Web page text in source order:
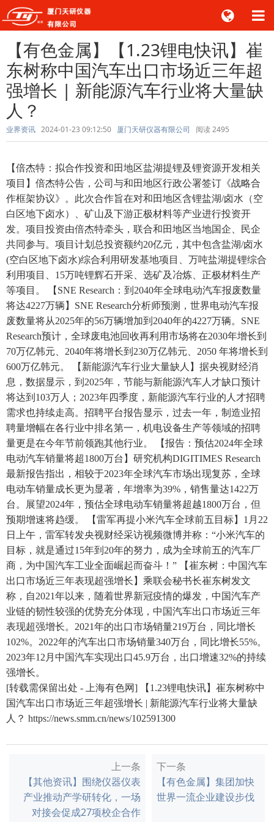
【有色金属】【1.23锂电快讯】崔
东树称中国汽车出口市场近三年超
强增长 | 新能源汽车行业将大量缺
人？
业界资讯 2024-01-23 09:12:50 厦门天研仪器有限公司 阅读2495
【倍杰特：拟合作投资和田地区盐湖提锂及锂资源开发相关
项目】倍杰特公告，公司与和田地区行政公署签订《战略合
作框架协议》。此次合作旨在对和田地区含锂盐湖/卤水（空
白区地下卤水）、矿山及下游正极材料等产业进行投资开
发。项目投资由倍杰特牵头，联合和田地区当地国企、民企
共同参与。项目计划总投资额约20亿元，其中包含盐湖/卤水
(空白区地下卤水)综合利用研发基地项目、万吨盐湖提锂综合
利用项目、15万吨锂辉石开采、选矿及冶炼、正极材料生产
等项目。 【SNE Research：到2040年全球电动汽车报废数量
将达4227万辆】SNE Research分析师预测，世界电动汽车报
废数量将从2025年的56万辆增加到2040年的4227万辆。SNE
Research预计，全球废电池回收再利用市场将在2030年增长到
70万亿韩元、2040年将增长到230万亿韩元、2050 年将增长到
600万亿韩元。 【新能源汽车行业大量缺人】据央视财经消
息，数据显示，到2025年，节能与新能源汽车人才缺口预计
将达到103万人；2023年四季度，新能源汽车行业的人才招聘
需求也持续走高。招聘平台报告显示，过去一年，制造业招
聘量增幅在各行业中排名第一，机电设备生产等领域的招聘
量更是在今年节前领跑其他行业。 【报告：预估2024年全球
电动汽车销量将超1800万台】研究机构DIGITIMES Research
最新报告指出，相较于2023年全球汽车市场出现复苏，全球
电动车销量成长更为显著，年增率为39%，销售量达1422万
台。展望2024年，预估全球电动车销量将超越1800万台，但
预期增速将趋缓。 【雷军再提小米汽车全球前五目标】1月22
日上午，雷军转发央视财经采访视频微博并称：“小米汽车的
目标，就是通过15年到20年的努力，成为全球前五的汽车厂
商，为中国汽车工业全面崛起而奋斗！” 【崔东树：中国汽车
出口市场近三年表现超强增长】乘联会秘书长崔东树发文
称，自2021年以来，随着世界新冠疫情的爆发，中国汽车产
业链的韧性较强的优势充分体现，中国汽车出口市场近三年
表现超强增长。2021年的出口市场销量219万台，同比增长
102%。2022年的汽车出口市场销量340万台，同比增长55%。
2023年12月中国汽车实现出口45.9万台，出口增速32%的持续
强增长。
[转载需保留出处 - 上海有色网] 【1.23锂电快讯】崔东树称中
国汽车出口市场近三年超强增长 | 新能源汽车行业将大量缺
人？ https://news.smm.cn/news/102591300
上一条
【其他资讯】围绕仪器仪表
产业推动产学研转化，一场
对接会促成27项校企合作
下一条
【有色金属】集团加快
世界一流企业建设步伐